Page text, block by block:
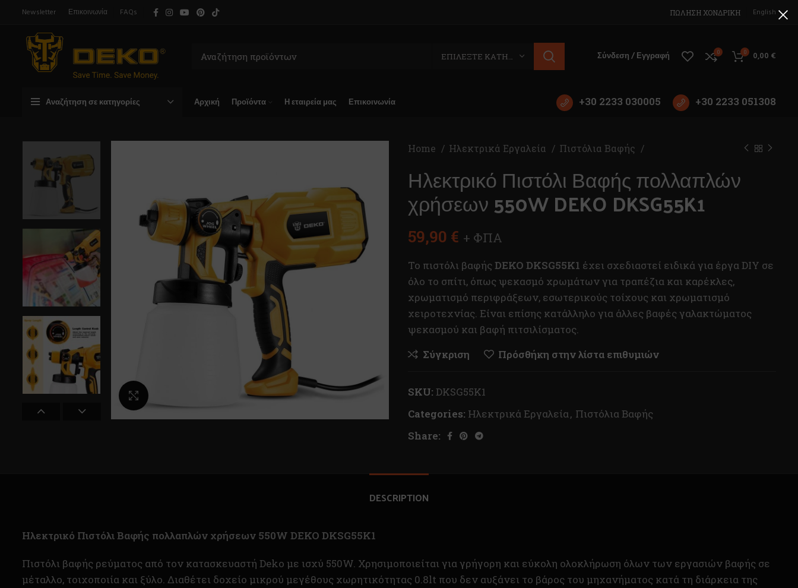
Newsletter Επικοινωνία FAQs ΠΩΛΗΣΗ ΧΟΝΔΡΙΚΗ English
Σύνδεση / Εγγραφή 0 0 0,00 €
Αναζήτηση σε κατηγορίες Αρχική Προϊόντα Η εταιρεία μας Επικοινωνία +30 2233 030005 +30 2233 051308
Κλικ για μεγέθυνση
Home Ηλεκτρικά Εργαλεία Πιστόλια Βαφής
Ηλεκτρικό Πιστόλι Βαφής πολλαπλών
χρήσεων 550W DEKO DKSG55K1
59,90 € + ΦΠΑ
Το πιστόλι βαφήςDEKO DKSG55K1 έχει σχεδιαστεί ειδικά για έργα DIY σε
όλο το σπίτι, όπως ψεκασμό χρωμάτων για τραπέζια και καρέκλες,
χρωματισμό περιφράξεων, εσωτερικούς τοίχους και χρωματισμό
χειροτεχνίας. Είναι επίσης κατάλληλο για άλλες βαφές γαλακτώματος
ψεκασμού και βαφή πιτσιλίσματος.
Σύγκριση
Πρόσθήκη στην λίστα επιθυμιών
SKU: DKSG55K1
Categories: Ηλεκτρικά Εργαλεία, Πιστόλια Βαφής
Share:
DESCRIPTION
Ηλεκτρικό Πιστόλι Βαφής πολλαπλών χρήσεων 550W DEKO DKSG55K1
Πιστόλι βαφής ρεύματος από τον κατασκευαστή Deko με ισχύ 550W. Χρησιμοποιείται για γρήγορη και εύκολη ολοκλήρωση όλων των εργασιών βαφής σε
μέταλλο, τοιχοποιία και ξύλο. Διαθέτει δοχείο μικρού μεγέθους χωρητικότητας 0.8lt που δεν αυξάνει το βάρος του μηχανήματος κατά τη διάρκεια της